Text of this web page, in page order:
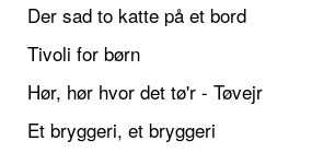
Der sad to katte på et bord
Tivoli for børn
Hør, hør hvor det tø'r - Tøvejr
Et bryggeri, et bryggeri